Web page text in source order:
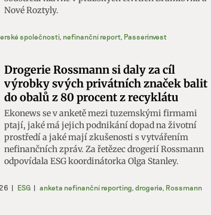
Nové Roztyly.
společnosti, nefinanční report, Passerinvest
Drogerie Rossmann si daly za cíl
výrobky svých privátních značek balit
do obalů z 80 procent z recyklátu
Ekonews se v anketě mezi tuzemskými firmami
ptají, jaké má jejich podnikání dopad na životní
prostředí a jaké mají zkušenosti s vytvářením
nefinančních zpráv. Za řetězec drogerií Rossmann
odpovídala ESG koordinátorka Olga Stanley.
| ESG | anketa nefinanční reporting, drogerie, Rossmann